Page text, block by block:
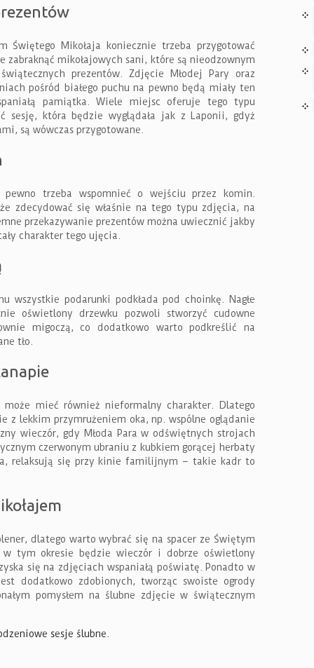
Świętego Mikołaja koniecznie trzeba przygotować
zabraknąć mikołajowych sani, które są nieodzownym
prezentów. Zdjęcie Młodej Pary oraz
pośród białego puchu na pewno będą miały ten
pamiątka. Wiele miejsc oferuje tego typu
sesję, która będzie wyglądała jak z Laponii, gdyż
są wówczas przygotowane.
trzeba wspomnieć o wejściu przez komin.
zdecydować się właśnie na tego typu zdjęcia, na
przekazywanie prezentów można uwiecznić jakby
charakter tego ujęcia.
wszystkie podarunki podkłada pod choinkę. Nagłe
oświetlony drzewku pozwoli stworzyć cudowne
migoczą, co dodatkowo warto podkreślić na
tło.
może mieć również nieformalny charakter. Dlatego
z lekkim przymrużeniem oka, np. wspólne oglądanie
wieczór, gdy Młoda Para w odświętnych strojach
czerwonym ubraniu z kubkiem gorącej herbaty
relaksują się przy kinie familijnym – takie kadr to
dlatego warto wybrać się na spacer ze Świętym
w tym okresie będzie wieczór i dobrze oświetlony
się na zdjęciach wspaniałą poświatę. Ponadto w
dodatkowo zdobionych, tworząc swoiste ogrody
pomysłem na ślubne zdjęcie w świątecznym
sesje ślubne